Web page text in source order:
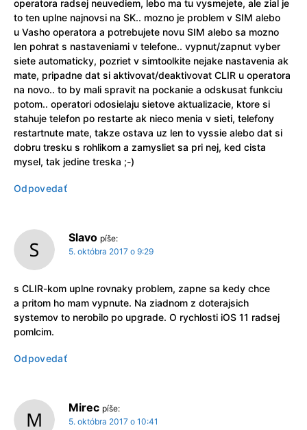
operatora radsej neuvediem, lebo ma tu vysmejete, ale zial je
to ten uplne najnovsi na SK.. mozno je problem v SIM alebo
u Vasho operatora a potrebujete novu SIM alebo sa mozno
len pohrat s nastaveniami v telefone.. vypnut/zapnut vyber
siete automaticky, pozriet v simtoolkite nejake nastavenia ak
mate, pripadne dat si aktivovat/deaktivovat CLIR u operatora
na novo.. to by mali spravit na pockanie a odskusat funkciu
potom.. operatori odosielaju sietove aktualizacie, ktore si
stahuje telefon po restarte ak nieco menia v sieti, telefony
restartnute mate, takze ostava uz len to vyssie alebo dat si
dobru tresku s rohlikom a zamysliet sa pri nej, ked cista
mysel, tak jedine treska ;-)
Odpovedať
Slavo píše:
5. októbra 2017 o 9:29
s CLIR-kom uplne rovnaky problem, zapne sa kedy chce
a pritom ho mam vypnute. Na ziadnom z doterajsich
systemov to nerobilo po upgrade. O rychlosti iOS 11 radsej
pomlcim.
Odpovedať
Mirec píše:
5. októbra 2017 o 10:41